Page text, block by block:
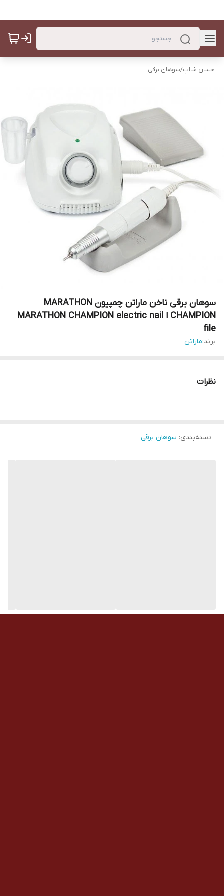
احسان شااپ/سوهان برقی
سوهان برقی ناخن ماراتن چمپیون MARATHON
CHAMPION ا MARATHON CHAMPION electric nail
file
برند:ماراتن
نظرات
دسته‌بندی: سوهان برقی